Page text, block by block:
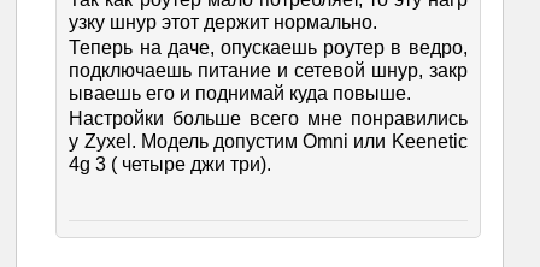
узку шнур этот держит нормально.
Теперь на даче, опускаешь роутер в ведро,
подключаешь питание и сетевой шнур, закр
ываешь его и поднимай куда повыше.
Настройки больше всего мне понравились
у Zyxel. Модель допустим Omni или Keenetic
4g 3 ( четыре джи три).